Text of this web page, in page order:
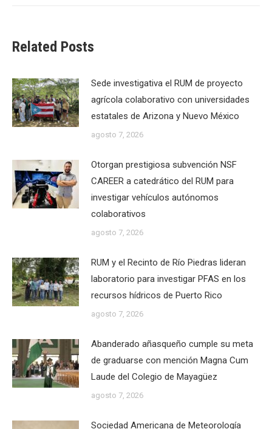
Related Posts
Sede investigativa el RUM de proyecto
agrícola colaborativo con universidades
estatales de Arizona y Nuevo México
agosto 7, 2026
Otorgan prestigiosa subvención NSF
CAREER a catedrático del RUM para
investigar vehículos autónomos
colaborativos
agosto 7, 2026
RUM y el Recinto de Río Piedras lideran
laboratorio para investigar PFAS en los
recursos hídricos de Puerto Rico
agosto 7, 2026
Abanderado añasqueño cumple su meta
de graduarse con mención Magna Cum
Laude del Colegio de Mayagüez
agosto 7, 2026
Sociedad Americana de Meteorología